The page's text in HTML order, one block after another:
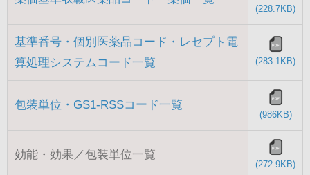
(228.7KB)
基準番号・個別医薬品コード・レセプト電
算処理システムコード一覧
(283.1KB)
包装単位・GS1-RSSコード一覧
(986KB)
効能・効果／包装単位一覧
(272.9KB)